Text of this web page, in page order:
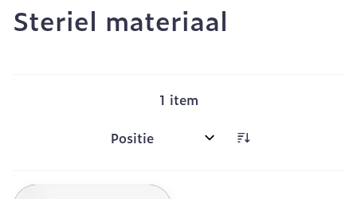
Steriel materiaal
1 item
Sorteer op: